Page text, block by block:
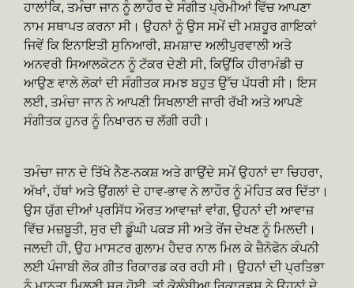
ਹਾਲਾਂਕਿ, ਤਮੰਚਾ ਜਾਨ ਨੂੰ ਲਾਹੌਰ ਦੇ ਸੰਗੀਤ ਪ੍ਰੇਮੀਆਂ ਵਿੱਚ ਆਪਣਾ
ਨਾਮ ਸਥਾਪਤ ਕਰਨਾ ਸੀ। ਉਹਨਾਂ ਨੂੰ ਉਸ ਸਮੇਂ ਦੀ ਮਸ਼ਹੂਰ ਗਾਇਕਾਂ
ਜਿਵੇਂ ਕਿ ਇਨਾਇਤੀ ਸੁਨਿਆਰੀ, ਸ਼ਮਸ਼ਾਦ ਅਲੀਪੁਰਵਾਲੀ ਅਤੇ
ਅਨਵਰੀ ਸਿਆਲਕੋਟਨ ਨੂੰ ਟੱਕਰ ਦੇਣੀ ਸੀ, ਕਿਉਂਕਿ ਹੀਰਾਮੰਡੀ ਚ
ਆਉਣ ਵਾਲੇ ਲੋਕਾਂ ਦੀ ਸੰਗੀਤਕ ਸਮਝ ਬਹੁਤ ਉੱਚ ਪੱਧਰੀ ਸੀ। ਇਸ
ਲਈ, ਤਮੰਚਾ ਜਾਨ ਨੇ ਆਪਣੀ ਸਿਖਲਾਈ ਜਾਰੀ ਰੱਖੀ ਅਤੇ ਆਪਣੇ
ਸੰਗੀਤਕ ਹੁਨਰ ਨੂੰ ਨਿਖਾਰਨ ਚ ਲੱਗੀ ਰਹੀ।
ਤਮੰਚਾ ਜਾਨ ਦੇ ਤਿੱਖੇ ਨੈਣ-ਨਕਸ਼ ਅਤੇ ਗਾਉਂਦੇ ਸਮੇਂ ਉਹਨਾਂ ਦਾ ਚਿਹਰਾ,
ਅੱਖਾਂ, ਹੱਥਾਂ ਅਤੇ ਉਂਗਲਾਂ ਦੇ ਹਾਵ-ਭਾਵ ਨੇ ਲਾਹੌਰ ਨੂੰ ਮੋਹਿਤ ਕਰ ਦਿੱਤਾ।
ਉਸ ਯੁੱਗ ਦੀਆਂ ਪ੍ਰਸਿੱਧ ਔਰਤ ਆਵਾਜ਼ਾਂ ਵਾਂਗ, ਉਹਨਾਂ ਦੀ ਆਵਾਜ਼
ਵਿੱਚ ਮਜ਼ਬੂਤੀ, ਸੁਰ ਦੀ ਡੂੰਘੀ ਪਕੜ ਸੀ ਅਤੇ ਰੇਂਜ ਦੇਖਣ ਨੂੰ ਮਿਲਦੀ।
ਜਲਦੀ ਹੀ, ਉਹ ਮਾਸਟਰ ਗੁਲਾਮ ਹੈਦਰ ਨਾਲ ਮਿਲ ਕੇ ਜ਼ੈਨੋਫੋਨ ਕੰਪਨੀ
ਲਈ ਪੰਜਾਬੀ ਲੋਕ ਗੀਤ ਰਿਕਾਰਡ ਕਰ ਰਹੀ ਸੀ। ਉਹਨਾਂ ਦੀ ਪ੍ਰਤਿਭਾ